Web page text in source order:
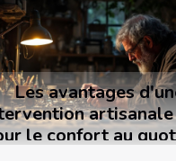
Les avantages
le confort au